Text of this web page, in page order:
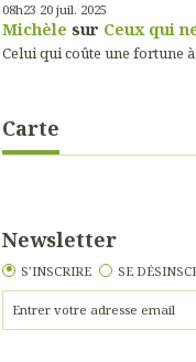
08h23 20 juil. 2025
Michèle sur Ceux qui
Celui qui coûte une fortune
Carte
Newsletter
S'INSCRIRE SE